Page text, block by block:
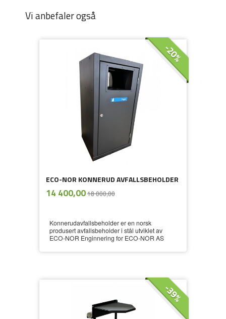
Vi anbefaler også
ECO-NOR KONNERUD AVFALLSBEHOLDER
Tilbud
14 400,0018 000,00
-20%
mva.
Konnerudavfallsbeholder er en norsk
produsert avfallsbeholder i stål utviklet av
ECO-NOR Enginnering for ECO-NOR AS
-39%